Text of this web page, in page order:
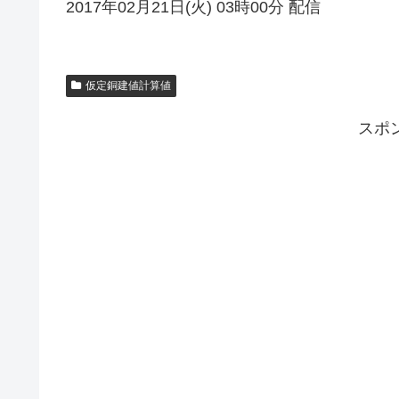
2017年02月21日(火) 03時00分 配信
仮定銅建値計算値
スポ